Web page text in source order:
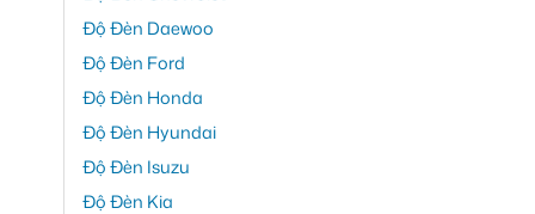
Độ Đèn Daewoo
Độ Đèn Ford
Độ Đèn Honda
Độ Đèn Hyundai
Độ Đèn Isuzu
Độ Đèn Kia